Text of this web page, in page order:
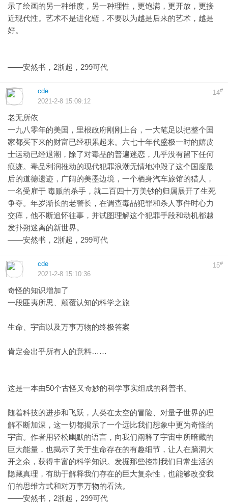
示了绘画的另一种维度，另一种理性，更饱满，更开放，更接
近现代性。艺术不是进化链，不要以为越是后来的艺术，越是
好。
——安然书，2浙起，299可代
14#
cde
2021-2-8 15:09:12
老无所依
一九八零年的美国，里根政府刚刚上台，一大笔足以把整个国
家都买下来的财富已经积累起来。六七十年代盛极一时的嬉皮
士运动已经退潮，除了对毒品的普遍迷恋，几乎没有留下任何
痕迹。毒品利润推动的现代犯罪浪潮无情地冲毁了这个国度最
后的道德遗迹，广阔的美墨边境，一个栖身汽车旅馆的猎人，
一名受雇于 毒贩的杀手，就二百四十万美钞的归属展开了生死
争夺。年岁渐长的老警长，在调查毒品犯罪和杀人事件时心力
交瘁，他不断追怀往事，并试图理解这个犯罪手段和动机都越
发扑朔迷离的新世界。
——安然书，2浙起，299可代
15#
cde
2021-2-8 15:10:36
奇怪的知识增加了
一段匪夷所思、颠覆认知的科学之旅
生命、宇宙以及万事万物的终极答案
肯定会出乎所有人的意料……
这是一本由50个古怪又奇妙的科学事实组成的科普书。
随着科技的进步和飞跃，人类在太空的冒险、对量子世界的理
解不断加深，这一切都揭示了一个远比我们想象中更为奇怪的
宇宙。作者用轻松幽默的语言，向我们阐释了宇宙中所暗藏的
巨大能量，也揭示了关于生命存在的有趣细节，让人在脑洞大
开之余，获得丰富的科学知识。发掘那些控制我们日常生活的
隐藏真理，有助于解释我们存在的巨大复杂性，也能够改变我
们的思维方式和对万事万物的看法。
——安然书，2浙起，299可代